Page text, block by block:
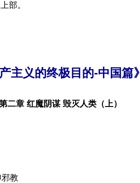
部。
产主义的终极目的-中国篇》
二章 红魔阴谋 毁灭人类（上）
教